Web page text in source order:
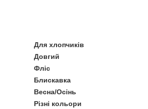
Для хлопчиків
Довгий
Фліс
Блискавка
Весна/Осінь
Різні кольори